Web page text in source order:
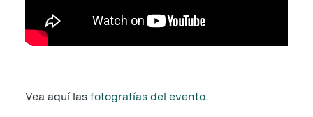
Vea aquí las fotografías del evento.